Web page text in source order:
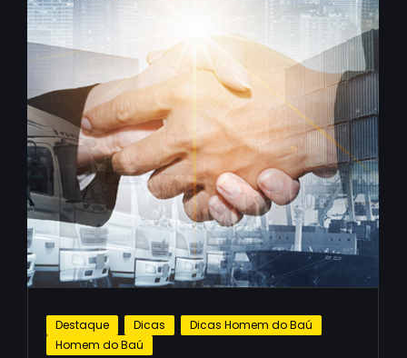
Destaque Dicas
Dicas Homem do Baú
Homem do Baú